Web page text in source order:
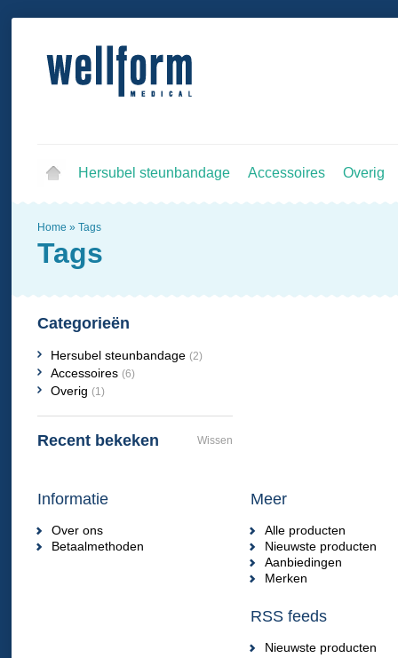
Hersubel steunbandage Accessoires Overig
Home » Tags
Tags
Categorieën
Hersubel steunbandage (2)
Accessoires (6)
Overig (1)
Recent bekeken Wissen
Informatie
Over ons
Betaalmethoden
Meer
Alle producten
Nieuwste producten
Aanbiedingen
Merken
RSS feeds
Nieuwste producten